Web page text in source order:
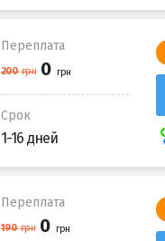
Переплата
Срок
1-16 дней
Переплата